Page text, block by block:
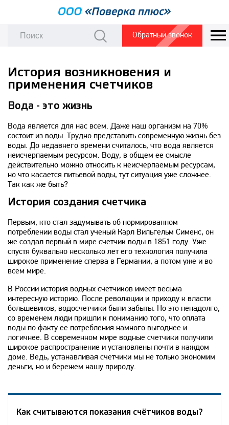
Обратный звонок
История возникновения и
применения счетчиков
Вода - это жизнь
Вода является для нас всем. Даже наш организм на 70%
состоит из воды. Трудно представить современную жизнь без
воды. До недавнего времени считалось, что вода является
неисчерпаемым ресурсом. Воду, в общем ее смысле
действительно можно относить к неисчерпаемым ресурсам,
но что касается питьевой воды, тут ситуация уже сложнее.
Так как же быть?
История создания счетчика
Первым, кто стал задумывать об нормированном
потреблении воды стал ученый Карл Вильгельм Сименс, он
же создал первый в мире счетчик воды в 1851 году. Уже
спустя буквально несколько лет его технология получила
широкое применение сперва в Германии, а потом уже и во
всем мире.
В России история водных счетчиков имеет весьма
интересную историю. После революции и приходу к власти
большевиков, водосчетчики были забыты. Но это ненадолго,
со временем люди пришли к пониманию того, что оплата
воды по факту ее потребления намного выгоднее и
логичнее. В современном мире водные счетчики получили
широкое распространение и установлены почти в каждом
доме. Ведь, устанавливая счетчики мы не только экономим
деньги, но и бережем нашу природу.
Как считываются показания счётчиков воды?